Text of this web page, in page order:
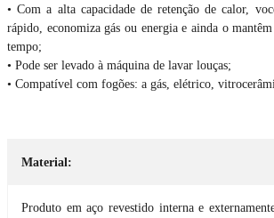
• Com a alta capacidade de retenção de calor,
rápido, economiza gás ou energia e ainda o
tempo;
• Pode ser levado à máquina de lavar louças;
• Compatível com fogões: a gás, elétrico,
Material:
Produto em aço revestido interna e